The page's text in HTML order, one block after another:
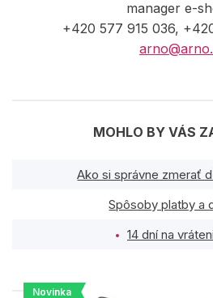
manager e-
+420 577 915 036,
MOHLO BY VÁS
Ako si správne zmerať
Spôsoby platby a
14 dní na
Novinka